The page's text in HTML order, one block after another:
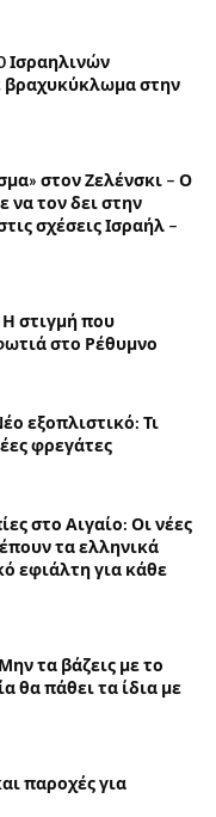
Ισραηλινών
βραχυκύκλωμα στην
στον Ζελένσκι – Ο
να τον δει στην
σχέσεις Ισραήλ –
στιγμή που
στο Ρέθυμνο
εξοπλιστικό: Τι
φρεγάτες
στο Αιγαίο: Οι νέες
τα ελληνικά
εφιάλτη για κάθε
τα βάζεις με το
θα πάθει τα ίδια με
παροχές για